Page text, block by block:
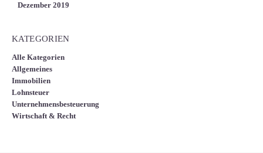
Dezember 2019
KATEGORIEN
Alle Kategorien
Allgemeines
Immobilien
Lohnsteuer
Unternehmensbesteuerung
Wirtschaft & Recht